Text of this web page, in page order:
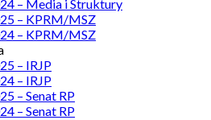
– Media i Struktury
– KPRM/MSZ
– KPRM/MSZ
– IRJP
– IRJP
– Senat RP
– Senat RP